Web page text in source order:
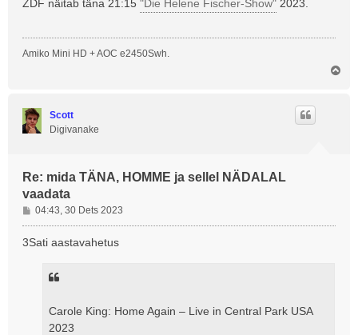
u
ZDF näitab täna 21:15 "Die Helene Fischer-Show" 2023.
Amiko Mini HD + AOC e2450Swh.
Scott
Digivanake
Re: mida TÄNA, HOMME ja sellel NÄDALAL
vaadata
P
o
s
04:43, 30 Dets 2023
3Sati aastavahetus
Carole King: Home Again – Live in Central Park USA
2023